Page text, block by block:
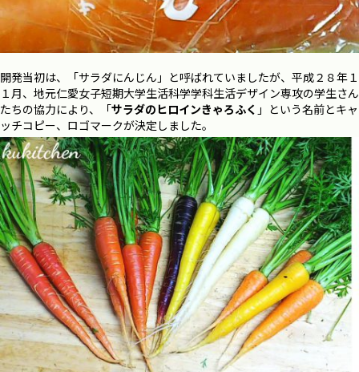
開発当初は、「サラダにんじん」と呼ばれていましたが、平成２８年１
１月、地元仁愛女子短期大学生活科学学科生活デザイン専攻の学生さん
たちの協力により、「サラダのヒロインきゃろふく 」という名前とキャ
ッチコピー、ロゴマークが決定しました。